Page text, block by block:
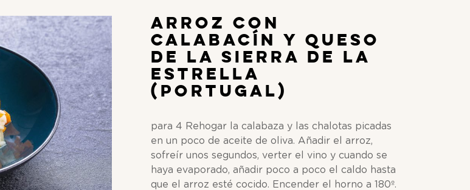
Arroz con
Calabacín y Queso
de la Sierra de la
Estrella
(Portugal)
para 4 Rehogar la calabaza y las chalotas picadas
en un poco de aceite de oliva. Añadir el arroz,
sofreír unos segundos, verter el vino y cuando se
haya evaporado, añadir poco a poco el caldo hasta
que el arroz esté cocido. Encender el horno a 180º.